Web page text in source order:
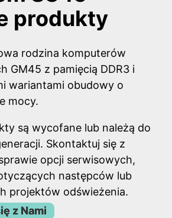
produkty
rodzina komputerów
GM45 z pamięcią DDR3 i
wariantami obudowy o
mocy.
są wycofane lub należą do
Skontaktuj się z
opcji serwisowych,
następców lub
projektów odświeżenia.
z Nami